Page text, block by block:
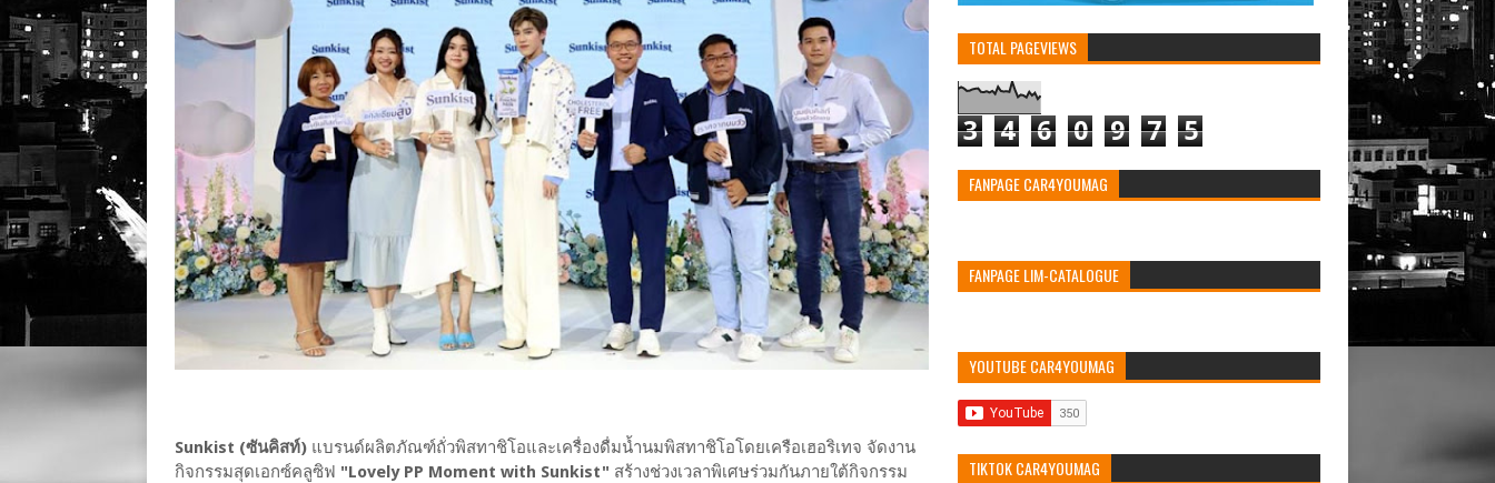
Sunkist (ซันคิสท์) แบรนด์ผลิตภัณฑ์ถั่วพิสทาชิโอและเครื่องดื่มน้ำนมพิสทาชิโอโดยเครือเฮอริเทจ จัดงาน
กิจกรรมสุดเอกซ์คลูซิฟ "Lovely PP Moment with Sunkist" สร้างช่วงเวลาพิเศษร่วมกันภายใต้กิจกรรม
TOTAL PAGEVIEWS
3 4 6 0 9 7 5
FANPAGE CAR4YOUMAG
FANPAGE LIM-CATALOGUE
YOUTUBE CAR4YOUMAG
TIKTOK CAR4YOUMAG